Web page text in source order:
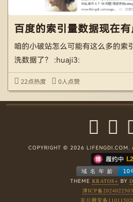
咱的小破站怎么可能有这么多的
洗数据了？ :huaji3:
22点热度 0人点赞
COPYRIGHT © 2026 LIFENGDI.COM.
THEME KRATOS+ BY
津ICP备
京公网安备